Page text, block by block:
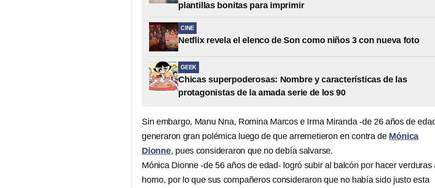
plantillas bonitas para imprimir
CINE
Netflix revela el elenco de Son como niños 3 con nueva foto
GEEK
Chicas superpoderosas: Nombre y características de las
protagonistas de la amada serie de los 90
Sin embargo, Manu Nna, Romina Marcos e Irma Miranda -de 26 años de
generaron gran polémica luego de que arremetieron en contra de Mónica
Dionne, pues consideraron que no debía salvarse.
Mónica Dionne -de 56 años de edad- logró subir al balcón por hacer verduras
horno, por lo que sus compañeros consideraron que no había sido justo esta